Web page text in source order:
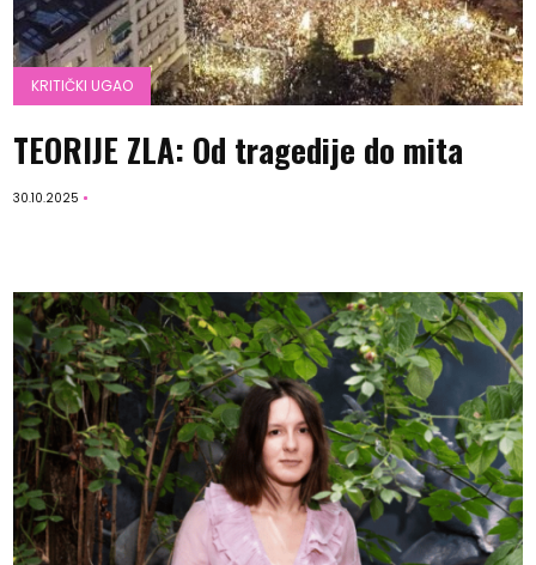
KRITIČKI UGAO
TEORIJE ZLA: Od tragedije do mita
30.10.2025